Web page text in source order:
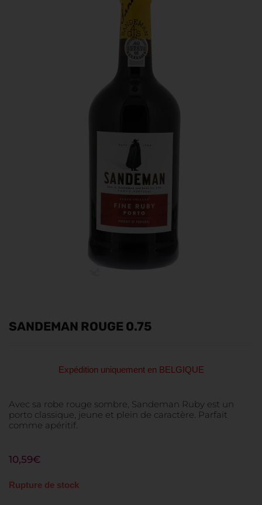
SANDEMAN ROUGE 0.75
Expédition uniquement en BELGIQUE
Avec sa robe rouge sombre, Sandeman Ruby est un
porto classique, jeune et plein de caractère. Parfait
comme apéritif.
10,59€
Rupture de stock